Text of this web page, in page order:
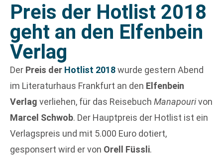
Preis der Hotlist 2018
geht an den Elfenbein
Verlag
Der Preis der Hotlist 2018wurde gestern Abend
im Literaturhaus Frankfurt an den Elfenbein
Verlag verliehen, für das Reisebuch Manapourivon
Marcel Schwob. Der Hauptpreis der Hotlist ist ein
Verlagspreis und mit 5.000 Euro dotiert,
gesponsert wird er von Orell Füssli.